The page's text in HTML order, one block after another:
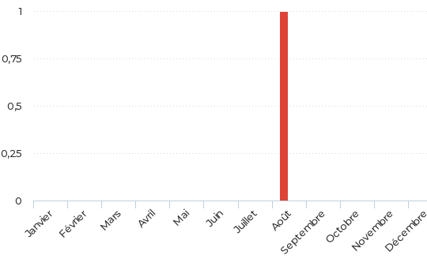
JanvierFévrier Mars Avril Mai Juin Juillet Août
SeptembreOctobreNovembreDécembre
0
1
0,25
0,5
0,75